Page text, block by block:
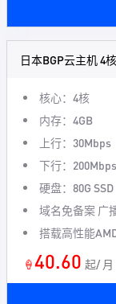
日本BGP云主机 4
核心：4核
内存：4GB
上行：30Mbps
下行：200Mbps
硬盘：80G SSD
域名免备案 广
搭载高性能
🍦40.60 起/ 月